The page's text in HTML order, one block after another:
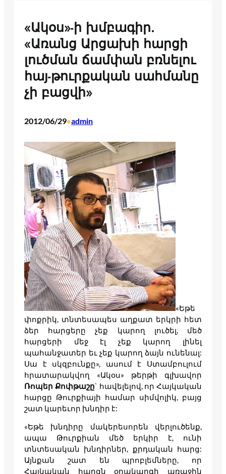
«Ակօս»-ի խմբագիր.
«Առանց Արցախի հարցի
լուծման ճամփան բռնելու
հայ-թուրքական սահմանը
չի բացվի»
2012/06/29•admin
«Եթե
փոքրիկ, տնտեսապես աղքատ երկրի հետ
ձեր հարցերը չեք կարող լուծել, մեծ
հարցերի մեջ էլ չեք կարող լինել
պահանջատեր եւ չեք կարող ձայն ունենալ:
Սա է սկզբունքը», ասում է Ստամբուլում
հրատարակվող «Ակօս» թերթի գլխավոր
Ռոպեր Քոփթաշը` հավելելով, որ Հայկական
հարցը Թուրքիայի համար սիմվոլիկ, բայց
շատ կարեւոր խնդիր է:
«Եթե խնդիրը մակերեսորեն վերլուծենք,
ապա Թուրքիան մեծ երկիր է, ունի
տնտեսական խնդիրներ, քրդական հարց:
Այնքան շատ են պրոբլեմները, որ
Հայկական հարցն օրակարգի առաջին